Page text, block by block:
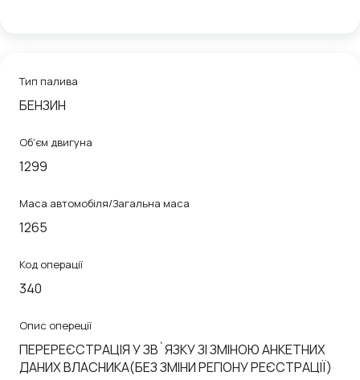
Тип палива
БЕНЗИН
Об'єм двигуна
1299
Маса автомобіля/Загальна маса
1265
Код операції
340
Опис опереції
ПЕРЕРЕЄСТРАЦIЯ У ЗВ`ЯЗКУ ЗI ЗМIНОЮ АНКЕТНИХ
ДАНИХ ВЛАСНИКА(БЕЗ ЗМІНИ РЕГІОНУ РЕЄСТРАЦІЇ)